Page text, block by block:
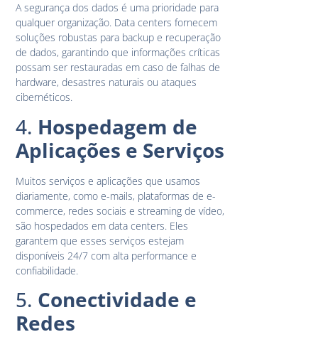
A segurança dos dados é uma prioridade para
qualquer organização. Data centers fornecem
soluções robustas para backup e recuperação
de dados, garantindo que informações críticas
possam ser restauradas em caso de falhas de
hardware, desastres naturais ou ataques
cibernéticos.
4. Hospedagem de
Aplicações e Serviços
Muitos serviços e aplicações que usamos
diariamente, como e-mails, plataformas de e-
commerce, redes sociais e streaming de vídeo,
são hospedados em data centers. Eles
garantem que esses serviços estejam
disponíveis 24/7 com alta performance e
confiabilidade.
5. Conectividade e
Redes